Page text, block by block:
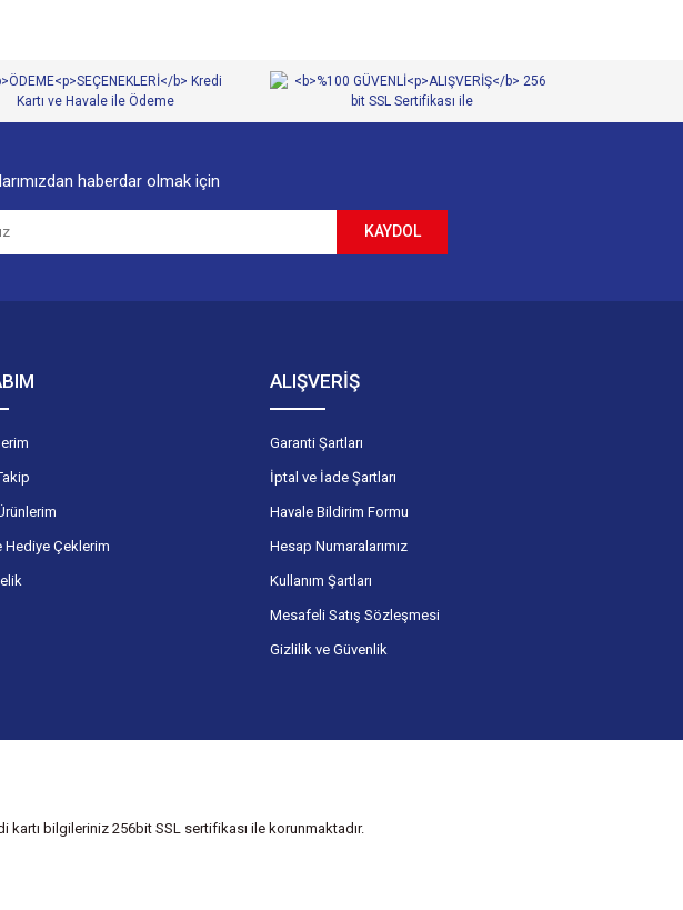
haberdar olmak için
KAYDOL
Hediye Çeklerim
ALIŞVERİŞ
Garanti Şartları
İptal ve İade Şartları
Havale Bildirim Formu
Hesap Numaralarımız
Kullanım Şartları
Mesafeli Satış Sözleşmesi
Gizlilik ve Güvenlik
kartı bilgileriniz 256bit SSL sertifikası ile korunmaktadır.